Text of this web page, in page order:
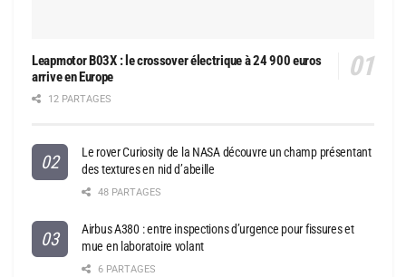
Leapmotor B03X : le crossover électrique à 24 900 euros
arrive en Europe
12 PARTAGES
Le rover Curiosity de la NASA découvre un champ présentant
des textures en nid d’abeille
48 PARTAGES
Airbus A380 : entre inspections d’urgence pour fissures et
mue en laboratoire volant
6 PARTAGES